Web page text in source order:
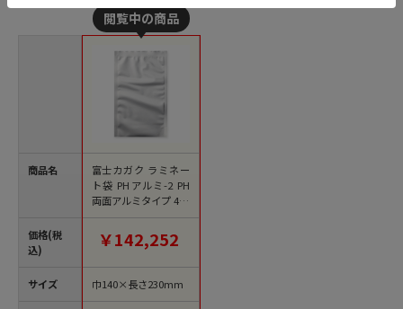
商品名
価格(税
込)
サイズ
富士カガク ラミネー
ト袋 PHアルミ-2 PH
両面アルミタイプ 400
0枚/箱（ご注文単位1
￥142,252
巾140×長さ230mm